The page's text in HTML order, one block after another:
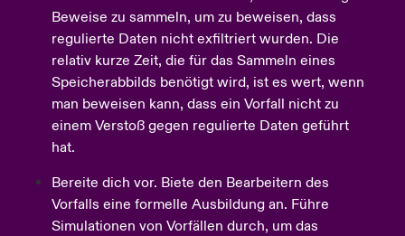
Beweise zu sammeln, um zu beweisen, dass
regulierte Daten nicht exfiltriert wurden. Die
relativ kurze Zeit, die für das Sammeln eines
Speicherabbilds benötigt wird, ist es wert, wenn
man beweisen kann, dass ein Vorfall nicht zu
einem Verstoß gegen regulierte Daten geführt
hat.
Bereite dich vor. Biete den Bearbeitern des
Vorfalls eine formelle Ausbildung an. Führe
Simulationen von Vorfällen durch, um das